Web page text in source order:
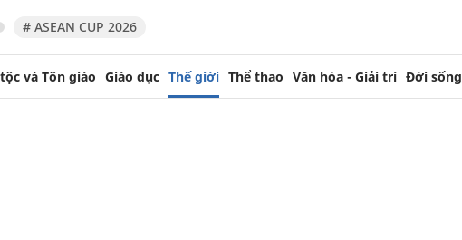
# ASEAN CUP 2026
và Tôn giáo Giáo dục Thế giới Thể thao Văn hóa - Giải trí Đời sống